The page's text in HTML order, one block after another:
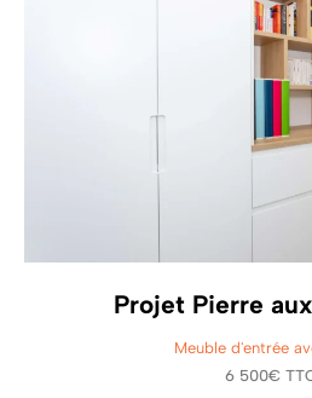
Projet Pierre
Meuble d'entrée
6 500€